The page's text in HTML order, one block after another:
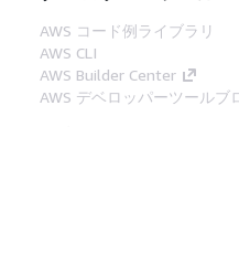
AWS コード例ライブラリ
AWS CLI
AWS Builder Center
AWS デベロッパーツールブ